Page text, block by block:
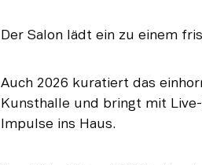
Der Salon lädt ein zu einem
Auch 2026 kuratiert das
Kunsthalle und bringt mit
Impulse ins Haus.